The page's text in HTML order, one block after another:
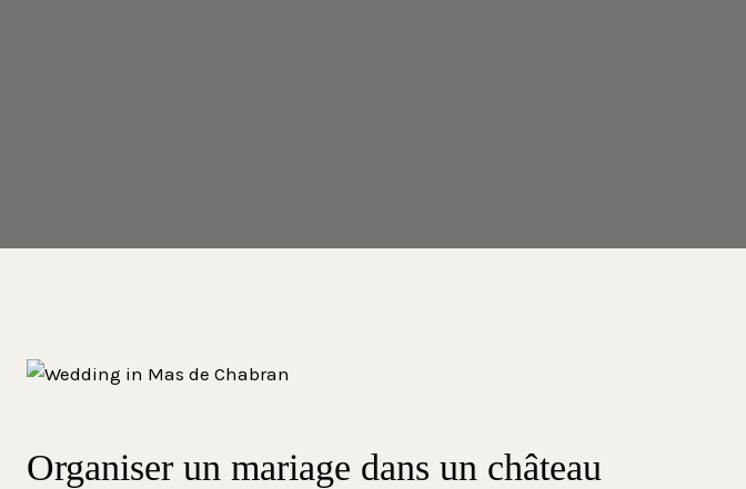
Organiser un mariage dans un château